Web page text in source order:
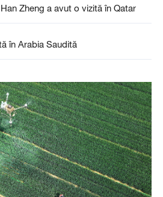
Zheng a avut o vizită în Qatar
în Arabia Saudită